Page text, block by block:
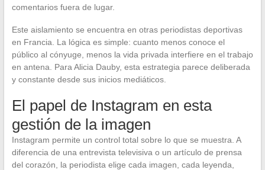
comentarios fuera de lugar.
Este aislamiento se encuentra en otras periodistas deportivas
en Francia. La lógica es simple: cuanto menos conoce el
público al cónyuge, menos la vida privada interfiere en el trabajo
en antena. Para Alicia Dauby, esta estrategia parece deliberada
y constante desde sus inicios mediáticos.
El papel de Instagram en esta
gestión de la imagen
Instagram permite un control total sobre lo que se muestra. A
diferencia de una entrevista televisiva o un artículo de prensa
del corazón, la periodista elige cada imagen, cada leyenda,